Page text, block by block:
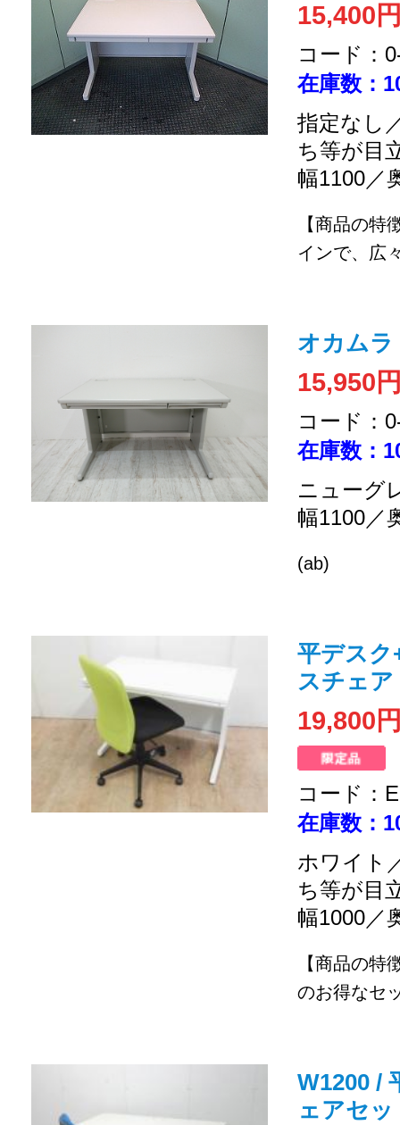
15,400
コード：
在庫数：
指定なし
ち等が目
幅1100／
【商品の特
インで、広
オカムラ
15,950
コード：
在庫数：
ニューグ
幅1100／
(ab)
平デスク
スチェア
19,800
コード：
在庫数：
ホワイト
ち等が目
幅1000／
【商品の特
のお得なセ
W1200 /
ェアセッ